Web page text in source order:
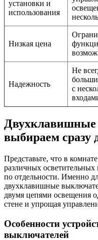
установки и
использования
Низкая цена
Надежность
Не
с
выбираем сразу
Представьте, что в
различных осветительных
по отдельности. Именно
двухклавишные
двумя цепями освещения
стене и упрощая
Особенности
выключателей